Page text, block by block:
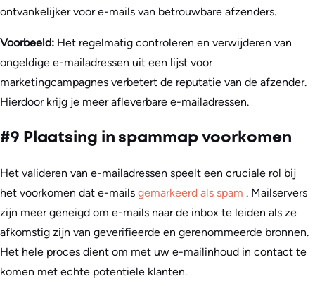
ontvankelijker voor e-mails van betrouwbare afzenders.
Voorbeeld: Het regelmatig controleren en verwijderen van
ongeldige e-mailadressen uit een lijst voor
marketingcampagnes verbetert de reputatie van de afzender.
Hierdoor krijg je meer afleverbare e-mailadressen.
#9 Plaatsing in spammap voorkomen
Het valideren van e-mailadressen speelt een cruciale rol bij
het voorkomen dat e-mails gemarkeerd als spam . Mailservers
zijn meer geneigd om e-mails naar de inbox te leiden als ze
afkomstig zijn van geverifieerde en gerenommeerde bronnen.
Het hele proces dient om met uw e-mailinhoud in contact te
komen met echte potentiële klanten.